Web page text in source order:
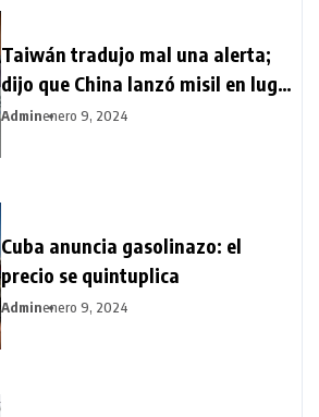
Taiwán tradujo mal una alerta;
dijo que China lanzó misil en lugar
de satélite
Adminenero 9, 2024
Cuba anuncia gasolinazo: el
precio se quintuplica
Adminenero 9, 2024